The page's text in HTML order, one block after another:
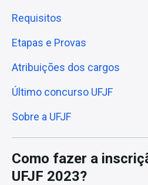
Requisitos
Etapas e Provas
Atribuições dos cargos
Último concurso UFJF
Sobre a UFJF
Como fazer a
UFJF 2023?